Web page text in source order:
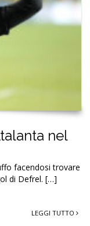
nel
facendosi trovare
di Defrel. […]
LEGGI TUTTO